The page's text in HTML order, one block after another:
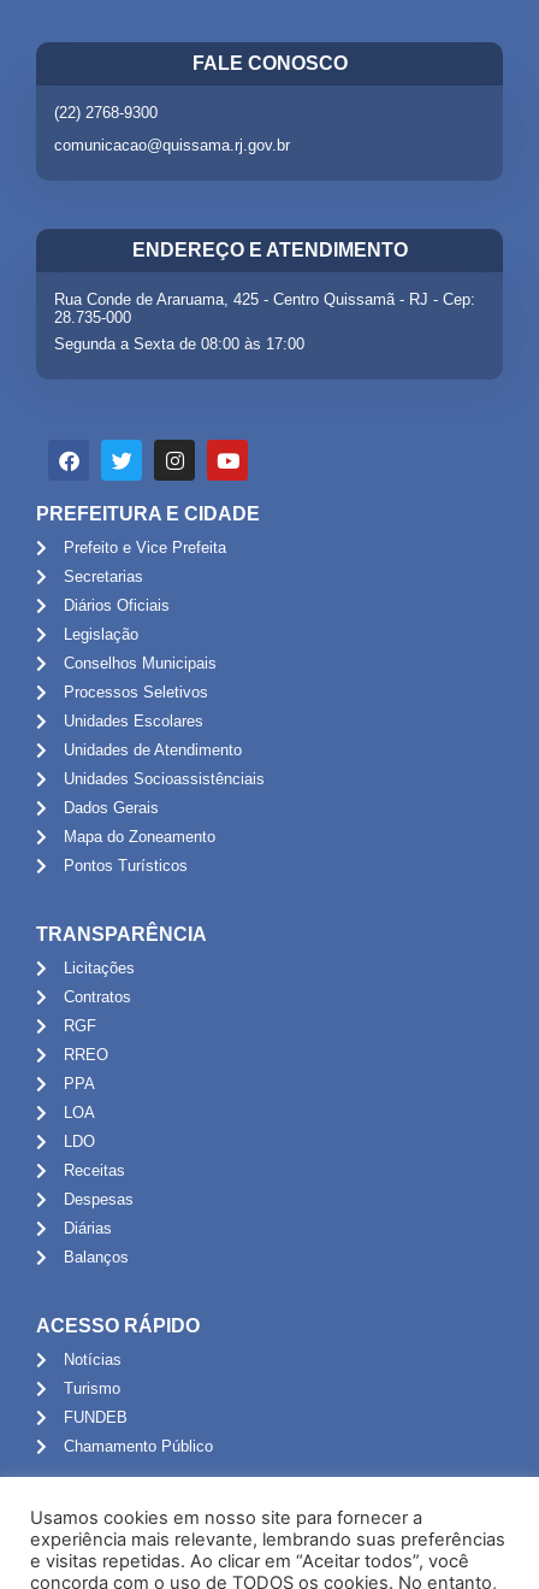
FALE CONOSCO
(22) 2768-9300
comunicacao@quissama.rj.gov.br
ENDEREÇO E ATENDIMENTO
Rua Conde de Araruama, 425 - Centro Quissamã - RJ - Cep:
28.735-000
Segunda a Sexta de 08:00 às 17:00
PREFEITURA E CIDADE
Prefeito e Vice Prefeita
Secretarias
Diários Oficiais
Legislação
Conselhos Municipais
Processos Seletivos
Unidades Escolares
Unidades de Atendimento
Unidades Socioassistênciais
Dados Gerais
Mapa do Zoneamento
Pontos Turísticos
TRANSPARÊNCIA
Licitações
Contratos
RGF
RREO
PPA
LOA
LDO
Receitas
Despesas
Diárias
Balanços
ACESSO RÁPIDO
Notícias
Turismo
FUNDEB
Chamamento Público
Portal do Servidor
Webmail
Usamos cookies em nosso site para fornecer a
experiência mais relevante, lembrando suas preferências
e visitas repetidas. Ao clicar em “Aceitar todos”, você
concorda com o uso de TODOS os cookies. No entanto,